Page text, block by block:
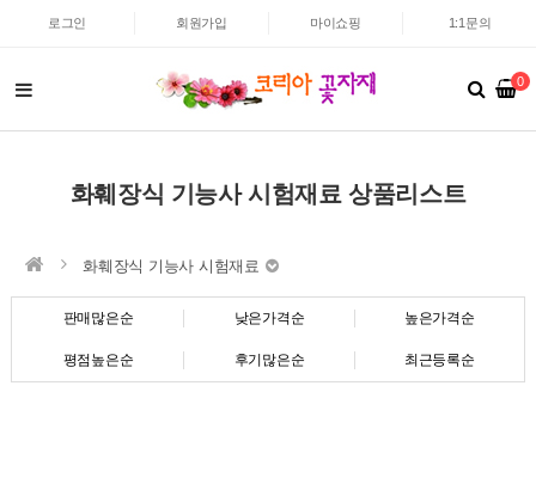
로그인 회원가입 마이쇼핑 1:1문의
0
화훼장식 기능사 시험재료 상품리스트
화훼장식 기능사 시험재료
판매많은순 낮은가격순 높은가격순
평점높은순 후기많은순 최근등록순